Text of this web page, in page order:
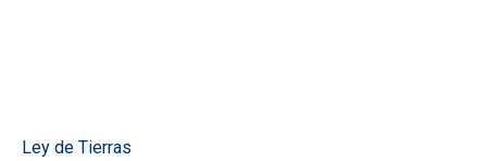
Ley de Tierras